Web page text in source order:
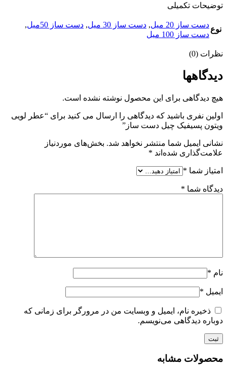
توضیحات تکمیلی
نوع
دست ساز 20 میل , دست ساز 30 میل , دست ساز 50میل
,
دست ساز 100 میل
نظرات (0)
دیدگاهها
هیچ دیدگاهی برای این محصول نوشته نشده است.
اولین نفری باشید که دیدگاهی را ارسال می کنید برای “عطر لویی
ویتون پسیفیک چیل دست ساز”
نشانی ایمیل شما منتشر نخواهد شد. بخش‌های موردنیاز
علامت‌گذاری شده‌اند *
امتیاز شما *
دیدگاه شما *
نام *
ایمیل *
ذخیره نام، ایمیل و وبسایت من در مرورگر برای زمانی که
دوباره دیدگاهی می‌نویسم.
محصولات مشابه